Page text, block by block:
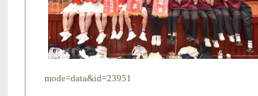
mode=data&id=23951